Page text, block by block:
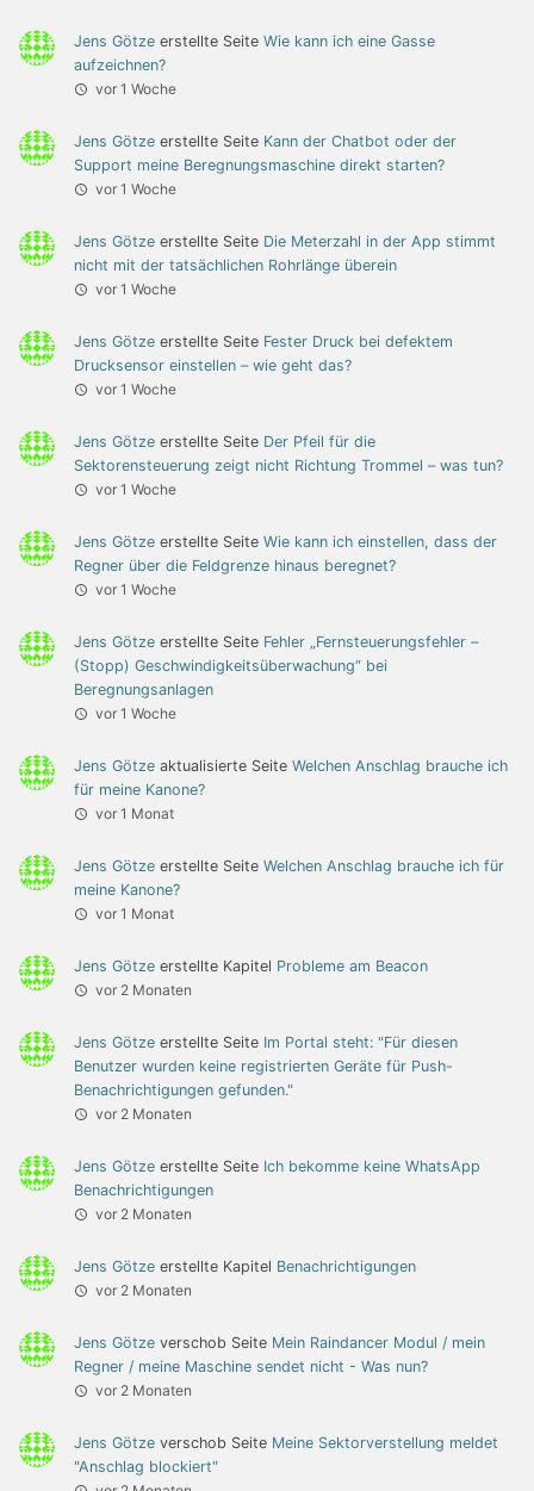
Jens Götze erstellte Seite Wie kann ich eine Gasse
aufzeichnen?
vor 1 Woche
Jens Götze erstellte Seite Kann der Chatbot oder der
Support meine Beregnungsmaschine direkt starten?
vor 1 Woche
Jens Götze erstellte Seite Die Meterzahl in der App stimmt
nicht mit der tatsächlichen Rohrlänge überein
vor 1 Woche
Jens Götze erstellte Seite Fester Druck bei defektem
Drucksensor einstellen – wie geht das?
vor 1 Woche
Jens Götze erstellte Seite Der Pfeil für die
Sektorensteuerung zeigt nicht Richtung Trommel – was tun?
vor 1 Woche
Jens Götze erstellte Seite Wie kann ich einstellen, dass der
Regner über die Feldgrenze hinaus beregnet?
vor 1 Woche
Jens Götze erstellte Seite Fehler „Fernsteuerungsfehler –
(Stopp) Geschwindigkeitsüberwachung“ bei
Beregnungsanlagen
vor 1 Woche
Jens Götze aktualisierte Seite Welchen Anschlag brauche ich
für meine Kanone?
vor 1 Monat
Jens Götze erstellte Seite Welchen Anschlag brauche ich für
meine Kanone?
vor 1 Monat
Jens Götze erstellte Kapitel Probleme am Beacon
vor 2 Monaten
Jens Götze erstellte Seite Im Portal steht: "Für diesen
Benutzer wurden keine registrierten Geräte für Push-
Benachrichtigungen gefunden."
vor 2 Monaten
Jens Götze erstellte Seite Ich bekomme keine WhatsApp
Benachrichtigungen
vor 2 Monaten
Jens Götze erstellte Kapitel Benachrichtigungen
vor 2 Monaten
Jens Götze verschob Seite Mein Raindancer Modul / mein
Regner / meine Maschine sendet nicht - Was nun?
vor 2 Monaten
Jens Götze verschob Seite Meine Sektorverstellung meldet
"Anschlag blockiert"